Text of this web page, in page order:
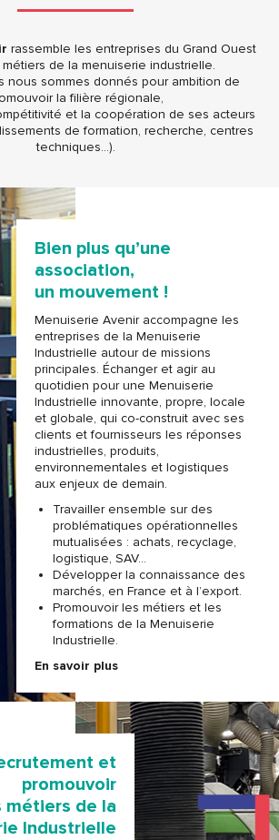
rassemble les entreprises du Grand Ouest
de la menuiserie industrielle.
nous sommes donnés pour ambition de
la filière régionale,
et la coopération de ses acteurs
de formation, recherche, centres
techniques…).
Bien plus qu’une
association,
un mouvement !
Menuiserie Avenir accompagne les
entreprises de la Menuiserie
Industrielle autour de missions
principales. Échanger et agir au
quotidien pour une Menuiserie
Industrielle innovante, propre, locale
et globale, qui co-construit avec ses
clients et fournisseurs les réponses
industrielles, produits,
environnementales et logistiques
aux enjeux de demain.
Travailler ensemble sur des
problématiques opérationnelles
mutualisées : achats, recyclage,
logistique, SAV…
Développer la connaissance des
marchés, en France et à l’export.
Promouvoir les métiers et les
formations de la Menuiserie
Industrielle.
En savoir plus
et
promouvoir
métiers de la
Industrielle